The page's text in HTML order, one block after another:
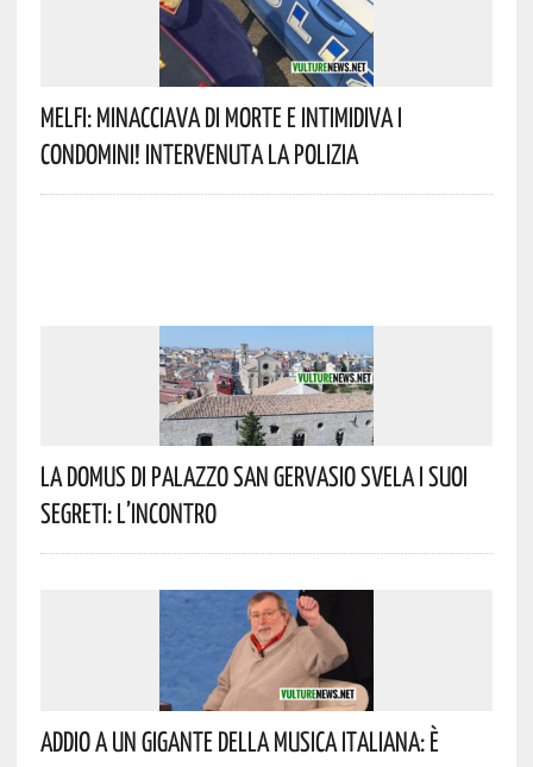
Melfi: Minacciava Di Morte E Intimidiva I
Condomini! Intervenuta La Polizia
La Domus Di Palazzo San Gervasio Svela I Suoi
Segreti: L’incontro
Addio A Un Gigante Della Musica Italiana: È